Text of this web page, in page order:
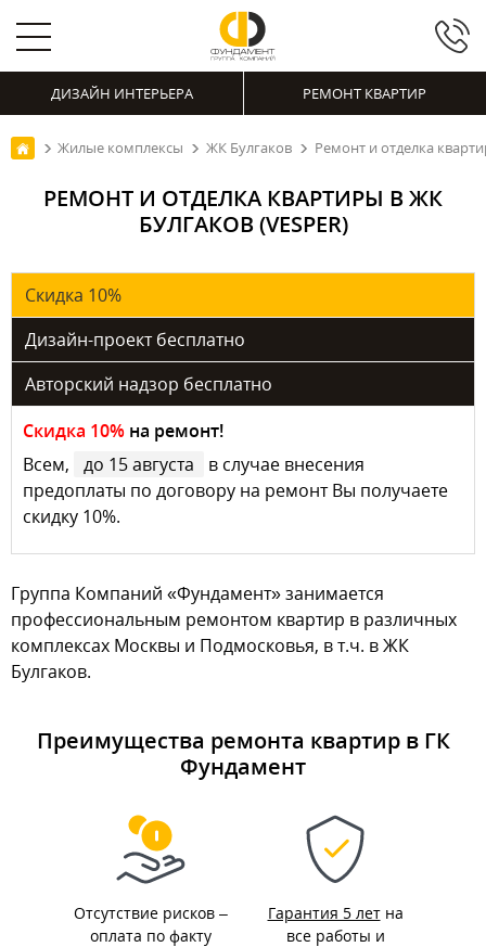
ДИЗАЙН ИНТЕРЬЕРА РЕМОНТ КВАРТИР
Жилые комплексы ЖК Булгаков Ремонт и отделка
РЕМОНТ И ОТДЕЛКА КВАРТИРЫ В ЖК
БУЛГАКОВ (VESPER)
Скидка 10%
Дизайн-проект бесплатно
Авторский надзор бесплатно
Скидка 10% на ремонт!
Всем,
до 15 августа
в случае внесения
предоплаты по договору на ремонт Вы получаете
скидку 10%.
Группа Компаний «Фундамент» занимается
профессиональным ремонтом квартир в различных
комплексах Москвы и Подмосковья, в т.ч. в ЖК
Булгаков.
Преимущества ремонта квартир в ГК
Фундамент
Отсутствие рисков –
оплата по факту
Гарантия 5 летна
все работы и